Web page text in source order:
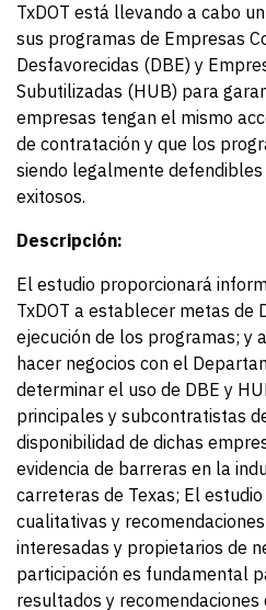
TxDOT está llevando a cabo
sus programas de Empresas
Desfavorecidas (DBE) y
Subutilizadas (HUB) para
empresas tengan el mismo
de contratación y que los
siendo legalmente
exitosos.
Descripción:
El estudio proporcionará
TxDOT a establecer metas de
ejecución de los programas; y
hacer negocios con el
determinar el uso de DBE y
principales y subcontratistas
disponibilidad de dichas
evidencia de barreras en la
carreteras de Texas; El
cualitativas y
interesadas y propietarios de
participación es fundamental
resultados y recomendaciones